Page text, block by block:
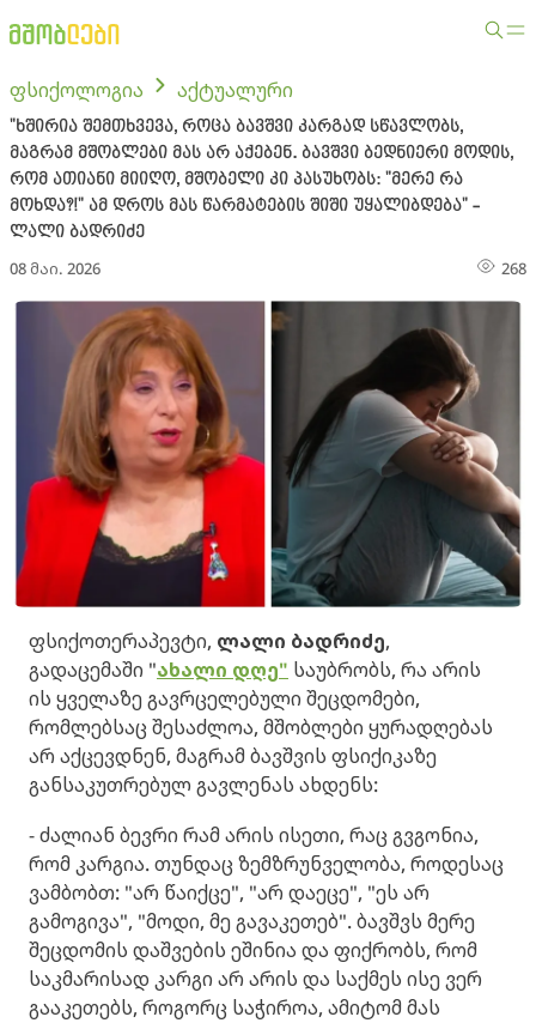
ფსიქოლოგია აქტუალური
"ხშირია შემთხვევა, როცა ბავშვი კარგად სწავლობს,
მაგრამ მშობლები მას არ აქებენ. ბავშვი ბედნიერი მოდის,
რომ ათიანი მიიღო, მშობელი კი პასუხობს: "მერე რა
მოხდა?!" ამ დროს მას წარმატების შიში უყალიბდება" -
ლალი ბადრიძე
08 მაი. 2026 268
ფსიქოთერაპევტი, ლალი ბადრიძე,
გადაცემაში "ახალი დღე" საუბრობს, რა არის
ის ყველაზე გავრცელებული შეცდომები,
რომლებსაც შესაძლოა, მშობლები ყურადღებას
არ აქცევდნენ, მაგრამ ბავშვის ფსიქიკაზე
განსაკუთრებულ გავლენას ახდენს:
- ძალიან ბევრი რამ არის ისეთი, რაც გვგონია,
რომ კარგია. თუნდაც ზემზრუნველობა, როდესაც
ვამბობთ: "არ წაიქცე", "არ დაეცე", "ეს არ
გამოგივა", "მოდი, მე გავაკეთებ". ბავშვს მერე
შეცდომის დაშვების ეშინია და ფიქრობს, რომ
საკმარისად კარგი არ არის და საქმეს ისე ვერ
გააკეთებს, როგორც საჭიროა, ამიტომ მას